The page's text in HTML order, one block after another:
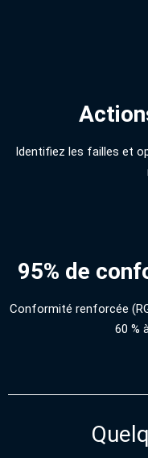
Identifiez les failles et
95% de
Conformité renforcée
60 %